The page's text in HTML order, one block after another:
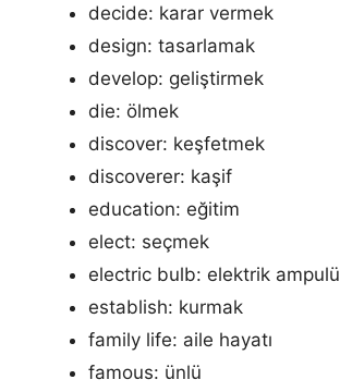
decide: karar vermek
design: tasarlamak
develop: geliştirmek
die: ölmek
discover: keşfetmek
discoverer: kaşif
education: eğitim
elect: seçmek
electric bulb: elektrik ampulü
establish: kurmak
family life: aile hayatı
famous: ünlü